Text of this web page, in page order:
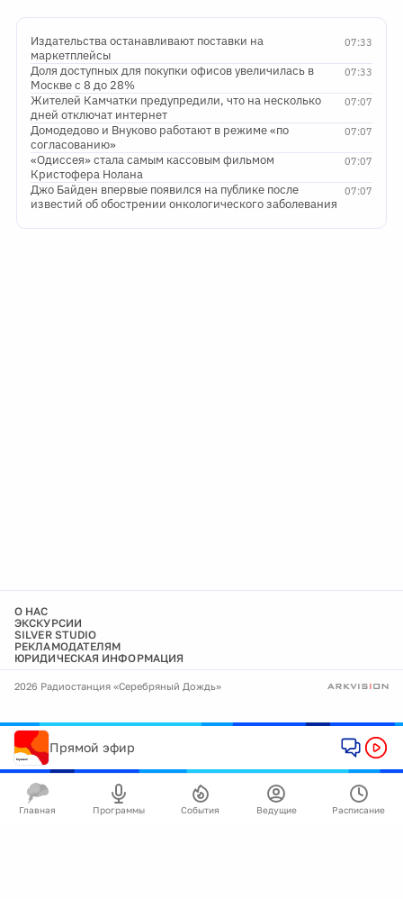
07:33
Издательства останавливают поставки на
маркетплейсы
07:33
Доля доступных для покупки офисов увеличилась в
Москве с 8 до 28%
07:07
Жителей Камчатки предупредили, что на несколько
дней отключат интернет
07:07
Домодедово и Внуково работают в режиме «по
согласованию»
07:07
«Одиссея» стала самым кассовым фильмом
Кристофера Нолана
07:07
Джо Байден впервые появился на публике после
известий об обострении онкологического заболевания
О НАС
ЭКСКУРСИИ
SILVER STUDIO
РЕКЛАМОДАТЕЛЯМ
ЮРИДИЧЕСКАЯ ИНФОРМАЦИЯ
2026 Радиостанция «Серебряный Дождь»
Прямой эфир
Главная Программы События Ведущие Расписание